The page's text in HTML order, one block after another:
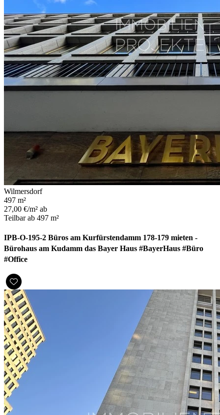
Wilmersdorf
497 m²
27,00 €/m² ab
Teilbar ab 497 m²
IPB-O-195-2 Büros am Kurfürstendamm 178-179 mieten -
Bürohaus am Kudamm das Bayer Haus #BayerHaus #Büro
#Office